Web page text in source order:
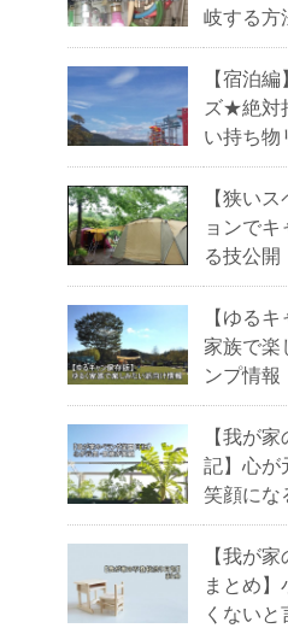
岐する方
【宿泊
ズ★絶対
い持ち物
【狭い
ョンで
る技公開
【ゆる
家族で楽
ンプ情報
【我が
記】心が
笑顔にな
【我が
まとめ
くない